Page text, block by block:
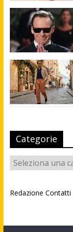
Categorie
Categorie
Redazione Contatti